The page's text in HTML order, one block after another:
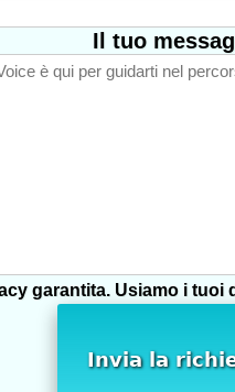
Il tuo
garantita. Usiamo i tuoi
Invia la